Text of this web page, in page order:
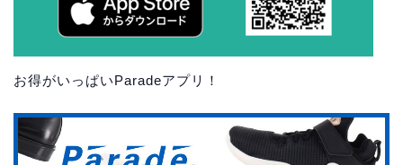
お得がいっぱいParadeアプリ！